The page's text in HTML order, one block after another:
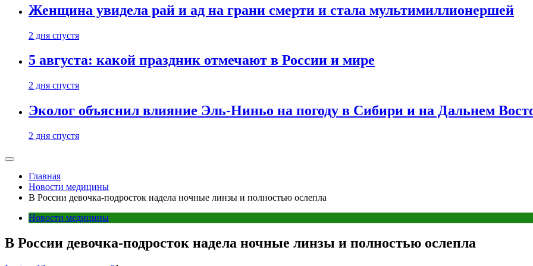
Женщина увидела рай и ад на грани смерти и стала мультимиллионершей
2 дня спустя
5 августа: какой праздник отмечают в России и мире
2 дня спустя
Эколог объяснил влияние Эль-Ниньо на погоду в Сибири и на Дальнем
2 дня спустя
Главная
Новости медицины
В России девочка-подросток надела ночные линзы и полностью ослепла
Новости медицины
В России девочка-подросток надела ночные линзы и полностью ослепла